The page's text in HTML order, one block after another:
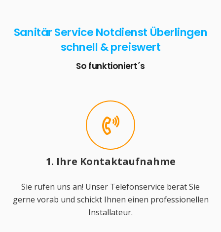
Sanitär Service Notdienst Überlingen
schnell & preiswert
So funktioniert´s
1. Ihre Kontaktaufnahme
Sie rufen uns an! Unser Telefonservice berät Sie
gerne vorab und schickt Ihnen einen professionellen
Installateur.